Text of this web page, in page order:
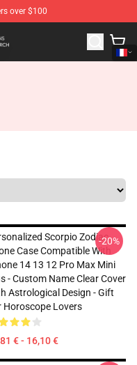
over $100
Merchandise Store
Scorpio Zodiac
Case Compatible With
14 13 12 Pro Max Mini
- Custom Name Clear Cover
Astrological Design - Gift
Horoscope Lovers
€ - 16,10 €
-20%